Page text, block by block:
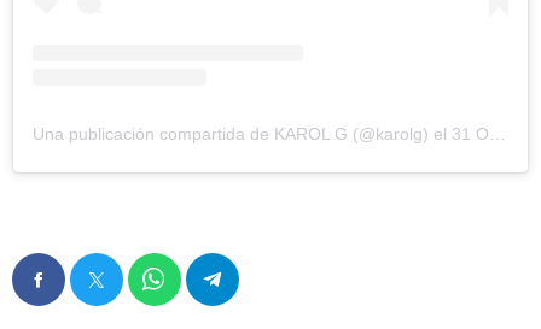
Una publicación compartida de KAROL G (@karolg) el 31 Oct, 2018 a las 7:13 PDT